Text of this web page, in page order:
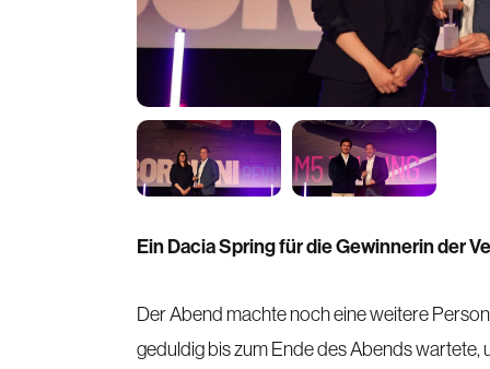
Ein Dacia Spring für die Gewinnerin der
Der Abend machte noch eine weitere
geduldig bis zum Ende des Abends wartete,